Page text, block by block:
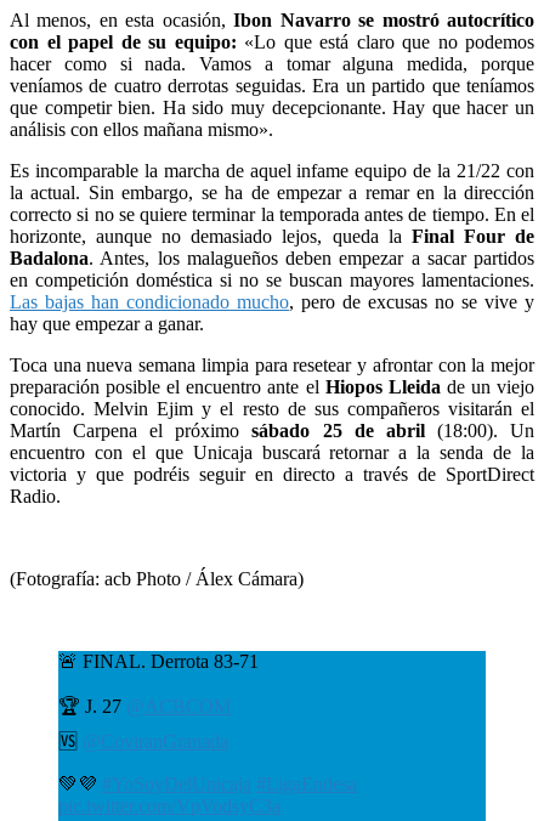
Al menos, en esta ocasión, Ibon Navarro se mostró autocrítico
con el papel de su equipo: «Lo que está claro que no podemos
hacer como si nada. Vamos a tomar alguna medida, porque
veníamos de cuatro derrotas seguidas. Era un partido que teníamos
que competir bien. Ha sido muy decepcionante. Hay que hacer un
análisis con ellos mañana mismo».
Es incomparable la marcha de aquel infame equipo de la 21/22 con
la actual. Sin embargo, se ha de empezar a remar en la dirección
correcto si no se quiere terminar la temporada antes de tiempo. En el
horizonte, aunque no demasiado lejos, queda la Final Four de
Badalona. Antes, los malagueños deben empezar a sacar partidos
en competición doméstica si no se buscan mayores lamentaciones.
Las bajas han condicionado mucho, pero de excusas no se vive y
hay que empezar a ganar.
Toca una nueva semana limpia para resetear y afrontar con la mejor
preparación posible el encuentro ante el Hiopos Lleida de un viejo
conocido. Melvin Ejim y el resto de sus compañeros visitarán el
Martín Carpena el próximosábado 25 de abril(18:00). Un
encuentro con el que Unicaja buscará retornar a la senda de la
victoria y que podréis seguir en directo a través de SportDirect
Radio.
(Fotografía: acb Photo / Álex Cámara)
🚨 FINAL. Derrota 83-71
🏆 J. 27 @ACBCOM
🆚 @CoviranGranada
💚💜 #YoSoyDelUnicaja #LigaEndesa
pic.twitter.com/VpVodsyC3a